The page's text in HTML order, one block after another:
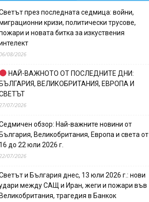
през последната седмица: войни,
кризи, политически трусове,
и новата битка за изкуствения
08/2026
НАЙ-ВАЖНОТО ОТ ПОСЛЕДНИТЕ ДНИ:
ВЕЛИКОБРИТАНИЯ, ЕВРОПА И
07/2026
обзор: Най-важните новини от
Великобритания, Европа и света от
до 22 юли 2026 г.
07/2026
и България днес, 13 юли 2026 г.: нови
между САЩ и Иран, жеги и пожари във
трагедия в Банкок